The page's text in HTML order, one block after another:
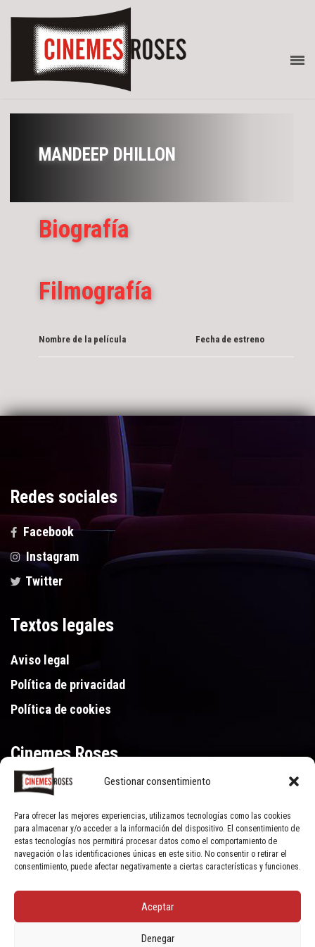
Gestionar consentimiento
Para ofrecer las mejores experiencias, utilizamos tecnologías como las cookies
para almacenar y/o acceder a la información del dispositivo. El consentimiento de
estas tecnologías nos permitirá procesar datos como el comportamiento de
navegación o las identificaciones únicas en este sitio. No consentir o retirar el
consentimiento, puede afectar negativamente a ciertas características y funciones.
Aceptar
Denegar
MANDEEP DHILLON
Biografía
Filmografía
Nombre de la película Fecha de estreno
Redes sociales
Facebook
Instagram
Twitter
Textos legales
Aviso legal
Política de privacidad
Política de cookies
Cinemes Roses
Gran Via de Pau Casals 250, 17480 Roses (Girona)
972 15 46 46
© Cinemes Roses - 2022, all rights reserved | Powered by